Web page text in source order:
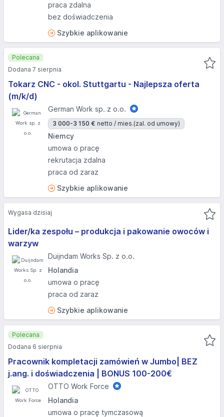
praca zdalna
bez doświadczenia
Szybkie aplikowanie
Tokarz CNC - okol. Stuttgartu - Najlepsza oferta
(m/k/d)
German Work sp. z o.o.
3 000-3 150 € netto / mies.(zal. od umowy)
Niemcy
umowa o pracę
rekrutacja zdalna
praca od zaraz
Szybkie aplikowanie
Polecana
Dodana 7 sierpnia
Lider/ka zespołu – produkcja i pakowanie owoców i
warzyw
Duijndam Works Sp. z o.o.
Holandia
umowa o pracę
praca od zaraz
Szybkie aplikowanie
Wygasa dzisiaj
Pracownik kompletacji zamówień w Jumbo| BEZ
j.ang. i doświadczenia | BONUS 100-200€
OTTO Work Force
Holandia
umowa o pracę tymczasową
Polecana
Dodana 6 sierpnia